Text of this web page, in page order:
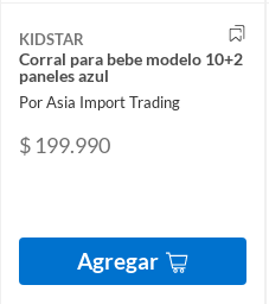
KIDSTAR
Corral para bebe modelo 10+2
paneles azul
Por Asia Import Trading
$ 199.990
Agregar